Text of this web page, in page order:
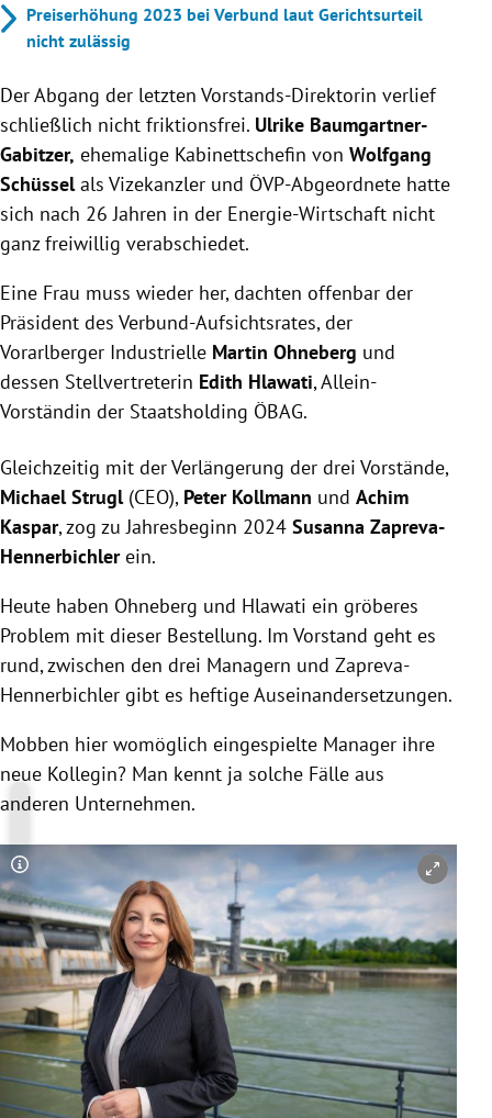
Preiserhöhung 2023 bei Verbund laut Gerichtsurteil
nicht zulässig
Der Abgang der letzten Vorstands-Direktorin verlief
schließlich nicht friktionsfrei. Ulrike Baumgartner-
Gabitzer, ehemalige Kabinettschefin von Wolfgang
Schüsselals Vizekanzler und ÖVP-Abgeordnete hatte
sich nach 26 Jahren in der Energie-Wirtschaft nicht
ganz freiwillig verabschiedet.
Eine Frau muss wieder her, dachten offenbar der
Präsident des Verbund-Aufsichtsrates, der
Vorarlberger Industrielle Martin Ohneberg und
dessen Stellvertreterin Edith Hlawati, Allein-
Vorständin der Staatsholding ÖBAG.
Gleichzeitig mit der Verlängerung der drei Vorstände,
Michael Strugl (CEO), Peter Kollmann und Achim
Kaspar, zog zu Jahresbeginn 2024 Susanna Zapreva-
Hennerbichlerein.
Heute haben Ohneberg und Hlawati ein gröberes
Problem mit dieser Bestellung. Im Vorstand geht es
rund, zwischen den drei Managern und Zapreva-
Hennerbichler gibt es heftige Auseinandersetzungen.
Mobben hier womöglich eingespielte Manager ihre
neue Kollegin? Man kennt ja solche Fälle aus
anderen Unternehmen.
Copyright-Hinweis öffnen/schließen